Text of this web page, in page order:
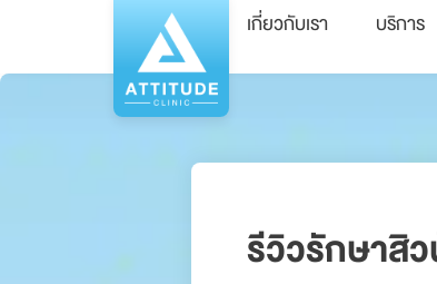
เกี่ยวกับเรา บริการ
รีวิวรักษาสิ